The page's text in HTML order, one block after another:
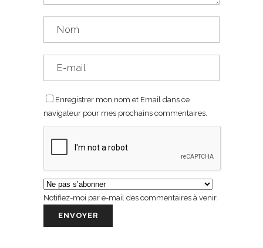
Enregistrer mon nom et Email dans ce
navigateur pour mes prochains commentaires.
Notifiez-moi par e-mail des commentaires à venir.